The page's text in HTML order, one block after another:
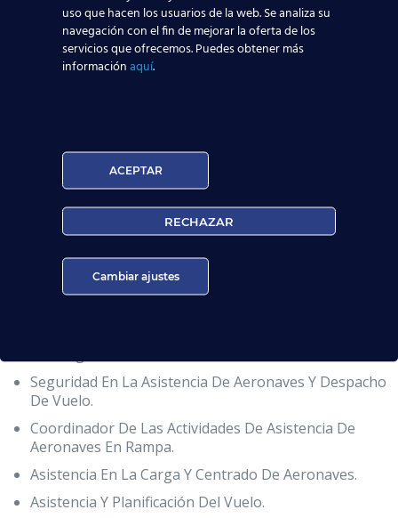
Aeropuerto.
Seguridad Aeronáutica. Obtención Del Certificado
Oficial De AESA.
Información A Usuarios Sobre Vuelos Y Servicios
Aeroportuarios.
Atención A Pasajeros En Los Servicios De Facturación
De Vuelo Y Embarque.
Atención A Pasajeros De Trato Diferenciado.
Incidencias Relacionadas Con Los Pasajeros Y El
Seguridad En La Asistencia De Aeronaves Y Despacho
De Vuelo.
Coordinador De Las Actividades De Asistencia De
Aeronaves En Rampa.
Asistencia En La Carga Y Centrado De Aeronaves.
Asistencia Y Planificación Del Vuelo.
uso que hacen los usuarios de la web. Se analiza su
navegación con el fin de mejorar la oferta de los
servicios que ofrecemos. Puedes obtener más
informaciónaquí.
ACEPTAR
RECHAZAR
Cambiar ajustes